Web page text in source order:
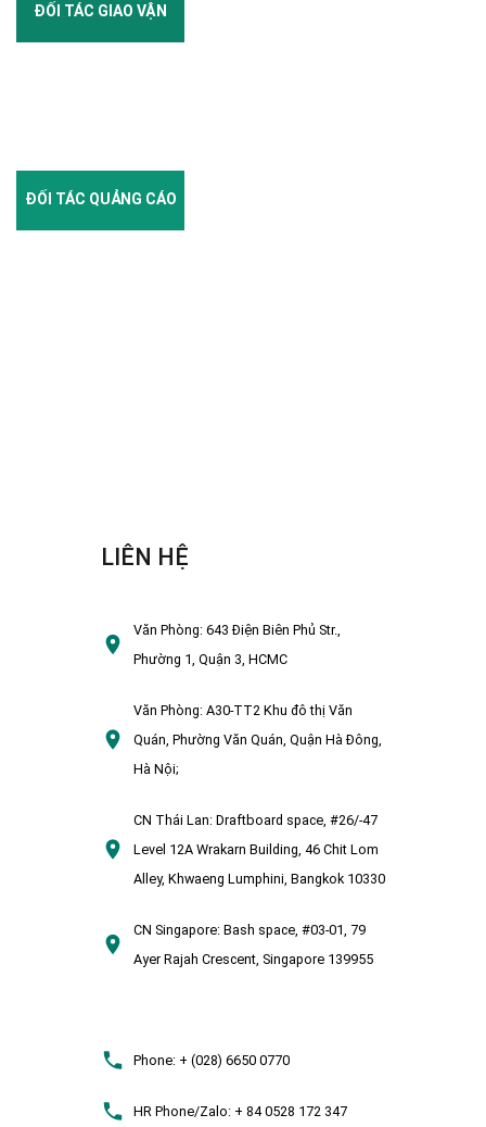
ĐỐI TÁC GIAO VẬN
ĐỐI TÁC QUẢNG CÁO
LIÊN HỆ
Văn Phòng:643 Điện Biên Phủ Str.,
Phường 1, Quận 3, HCMC
Văn Phòng:A30-TT2 Khu đô thị Văn
Quán, Phường Văn Quán, Quận Hà Đông,
Hà Nội;
CN Thái Lan: Draftboard space, #26/-47
Level 12A Wrakarn Building, 46 Chit Lom
Alley, Khwaeng Lumphini, Bangkok 10330
CN Singapore: Bash space, #03-01, 79
Ayer Rajah Crescent, Singapore 139955
Phone:+ (028) 6650 0770
HR Phone/Zalo:+ 84 0528 172 347